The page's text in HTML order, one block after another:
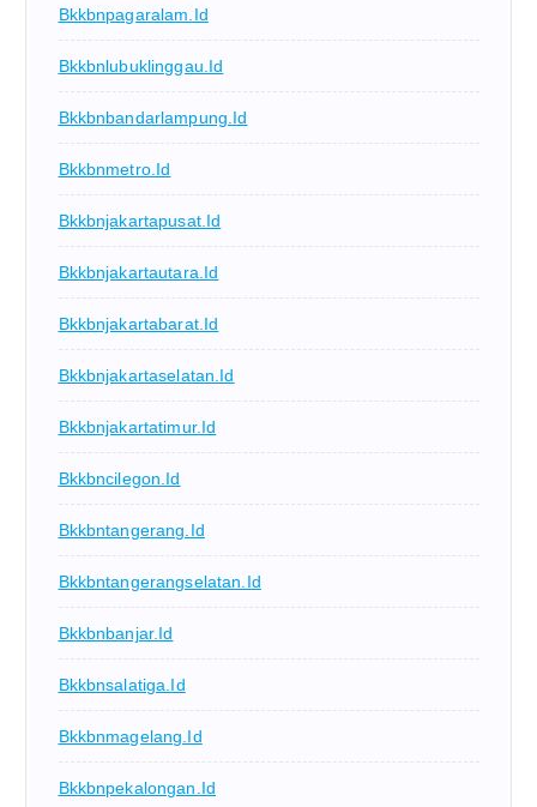
Bkkbnpagaralam.id
Bkkbnlubuklinggau.id
Bkkbnbandarlampung.id
Bkkbnmetro.id
Bkkbnjakartapusat.id
Bkkbnjakartautara.id
Bkkbnjakartabarat.id
Bkkbnjakartaselatan.id
Bkkbnjakartatimur.id
Bkkbncilegon.id
Bkkbntangerang.id
Bkkbntangerangselatan.id
Bkkbnbanjar.id
Bkkbnsalatiga.id
Bkkbnmagelang.id
Bkkbnpekalongan.id